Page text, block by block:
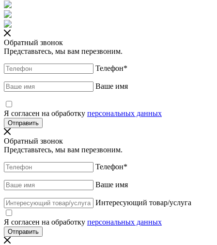
Обратный звонок
Представьтесь, мы вам перезвоним.
Телефон*
Ваше имя
Я согласен на обработку персональных данных
Обратный звонок
Представьтесь, мы вам перезвоним.
Телефон*
Ваше имя
Интересующий товар/услуга
Я согласен на обработку персональных данных